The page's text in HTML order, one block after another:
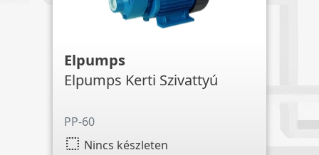
Elpumps
Elpumps Kerti Szivattyú
PP-60
select Nincs készleten